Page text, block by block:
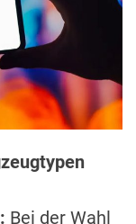
Bei der Wahl